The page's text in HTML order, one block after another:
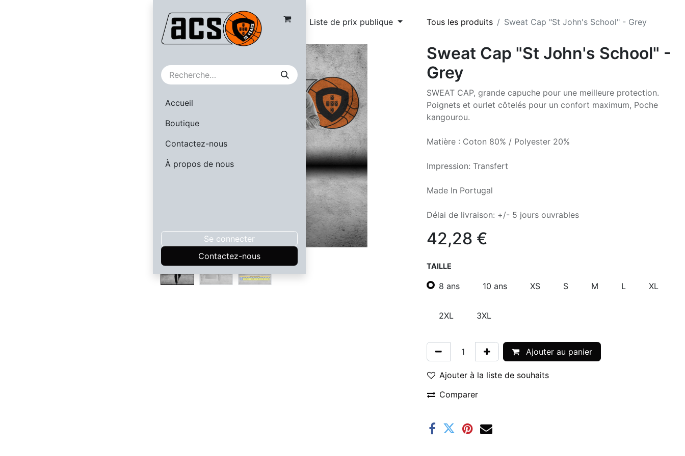
Accueil
Boutique
Contactez-nous
À propos de nous
Se connecter
Contactez-nous
Liste de prix publique Tous les produits Sweat Cap "St John's School" - Grey
Sweat Cap "St John's School" -
Grey
SWEAT CAP, grande capuche pour une meilleure protection.
Poignets et ourlet côtelés pour un confort maximum, Poche
kangourou.
Matière : Coton 80% / Polyester 20%
Impression: Transfert
Made In Portugal
Délai de livraison: +/- 5 jours ouvrables
42,28 €
TAILLE
8 ans 10 ans XS S M L XL
2XL 3XL
Ajouter au panier
Ajouter à la liste de souhaits
Comparer